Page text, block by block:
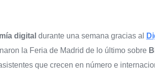
digital durante una semana gracias al
la Feria de Madrid de lo último sobre
que crecen en número e